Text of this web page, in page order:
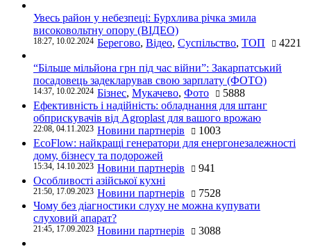
Увесь район у небезпеці: Бурхлива річка змила
високовольтну опору (ВІДЕО)
18:27, 10.02.2024 Берегово, Відео, Суспільство, ТОП 4221
“Більше мільйона грн під час війни”: Закарпатський
посадовець задекларував свою зарплату (ФОТО)
14:37, 10.02.2024 Бізнес, Мукачево, Фото
5888
Ефективність і надійність: обладнання для штанг
обприскувачів від Agroplast для вашого врожаю
22:08, 04.11.2023 Новини партнерів
1003
EcoFlow: найкращі генератори для енергонезалежності
дому, бізнесу та подорожей
15:34, 14.10.2023 Новини партнерів
941
Особливості азійської кухні
21:50, 17.09.2023 Новини партнерів
7528
Чому без діагностики слуху не можна купувати
слуховий апарат?
21:45, 17.09.2023 Новини партнерів 3088